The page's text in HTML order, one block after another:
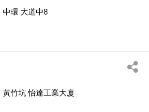
中環 大道中8
黃竹坑 怡達工業大廈